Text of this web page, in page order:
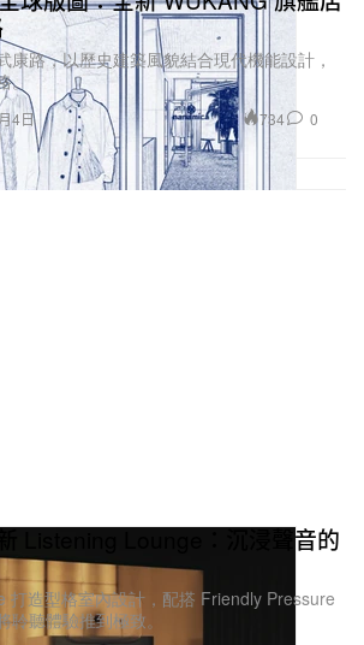
康路，以歷史建築風貌結合現代機能設計，
4日 734 0
Listening Lounge：沉浸聲音的
打造型格室內設計，配搭 Friendly Pressure
聽體驗推到極致。